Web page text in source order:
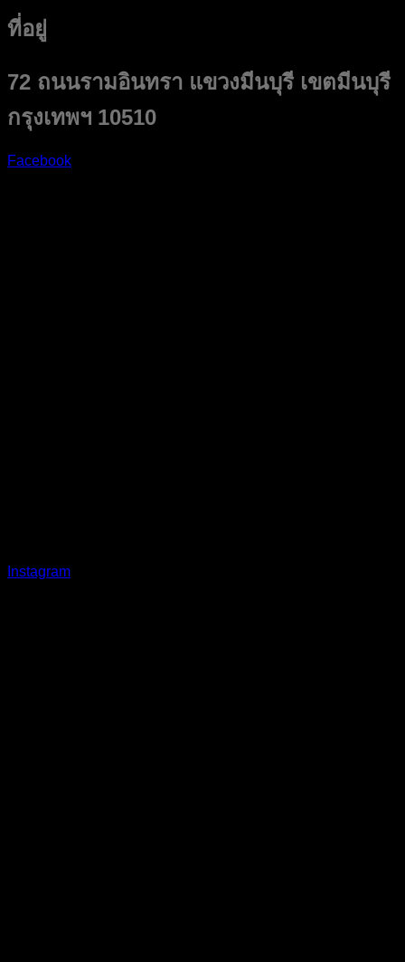
ที่อยู่
72 ถนนรามอินทรา แขวงมีนบุรี เขตมีนบุรี
กรุงเทพฯ 10510
Facebook
Instagram